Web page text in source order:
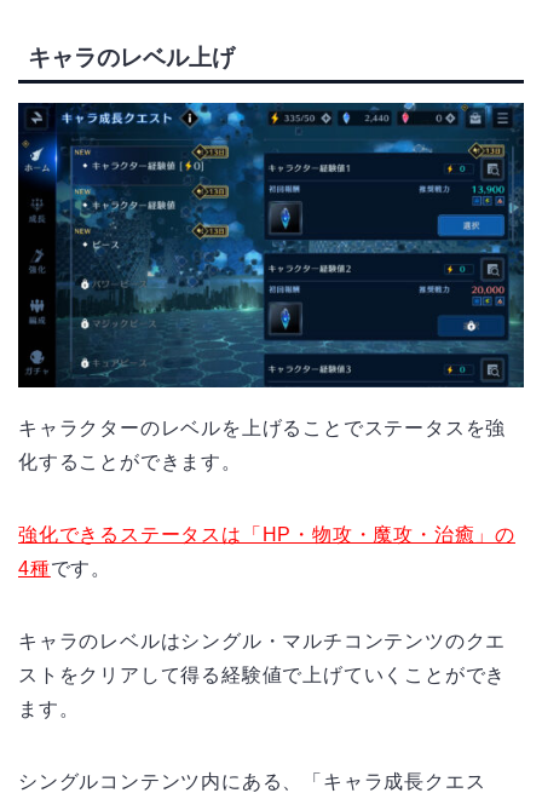
キャラのレベル上げ
キャラクターのレベルを上げることでステータスを強
化することができます。
強化できるステータスは「HP・物攻・魔攻・治癒」の
4種です。
キャラのレベルはシングル・マルチコンテンツのクエ
ストをクリアして得る経験値で上げていくことができ
ます。
シングルコンテンツ内にある、「キャラ成長クエス